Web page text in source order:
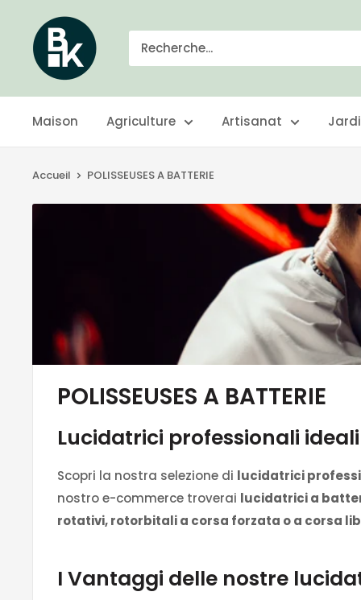
contenu
BKgarden.ch
Maison Agriculture Artisanat
Accueil POLISSEUSES A BATTERIE
POLISSEUSES A BATTERIE
Lucidatrici professionali
Scopri la nostra selezione di lucidatrici
nostro e-commerce troverai lucidatrici a
rotativi, rotorbitali a corsa forzata o a corsa
I Vantaggi delle nostre